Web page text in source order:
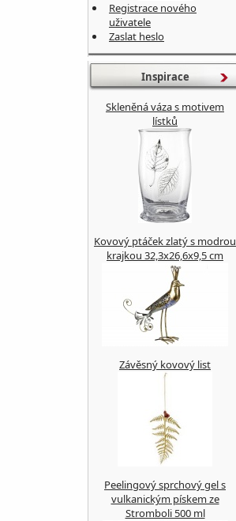
Registrace nového
uživatele
Zaslat heslo
Inspirace
Skleněná váza s motivem
lístků
Kovový ptáček zlatý s modrou
krajkou 32,3x26,6x9,5 cm
Závěsný kovový list
Peelingový sprchový gel s
vulkanickým pískem ze
Stromboli 500 ml